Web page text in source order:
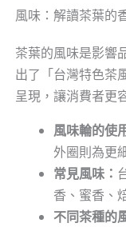
風味：解讀茶葉的
茶葉的風味是影響
出了「台灣特色茶
呈現，讓消費者更
風味輪的使
外圈則為更
常見風味：
香、蜜香、
不同茶種的